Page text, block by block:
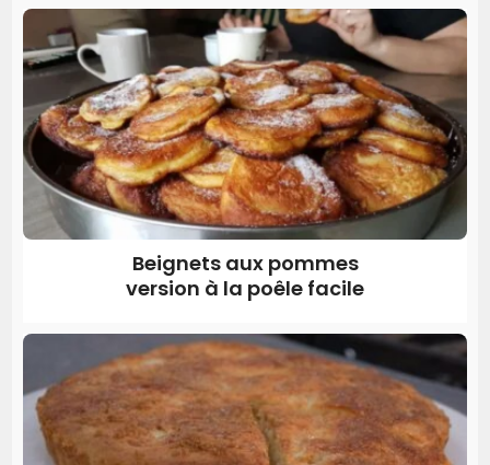
Beignets aux pommes
version à la poêle facile